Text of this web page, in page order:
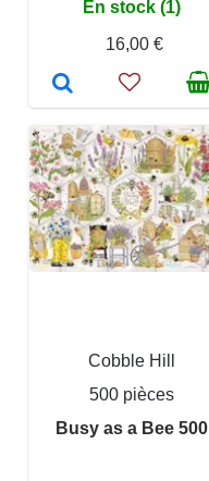
En stock (1)
16,00 €
Cobble Hill
500 pièces
Busy as a Bee 500